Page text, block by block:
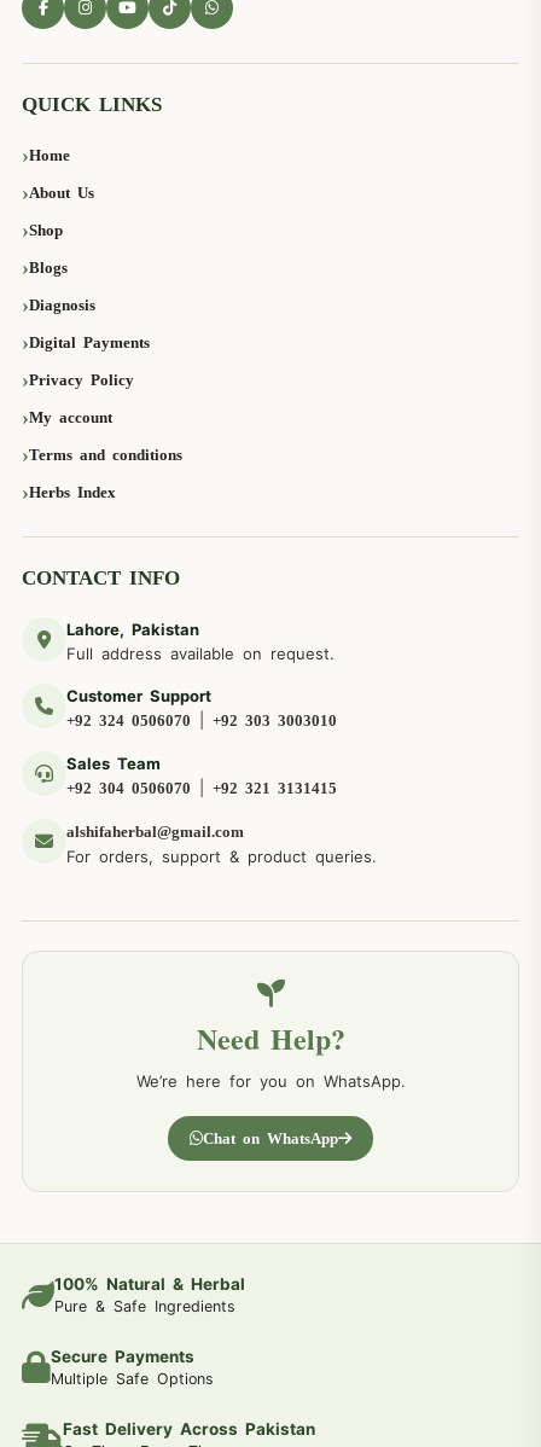
QUICK LINKS
Home
About Us
Shop
Blogs
Diagnosis
Digital Payments
Privacy Policy
My account
Terms and conditions
Herbs Index
CONTACT INFO
Lahore, Pakistan
Full address available on request.
Customer Support
+92 324 0506070 +92 303 3003010
Sales Team
+92 304 0506070 +92 321 3131415
alshifaherbal@gmail.com
For orders, support & product queries.
Need Help?
We’re here for you on WhatsApp.
Chat on WhatsApp
100% Natural & Herbal
Pure & Safe Ingredients
Secure Payments
Multiple Safe Options
Fast Delivery Across Pakistan